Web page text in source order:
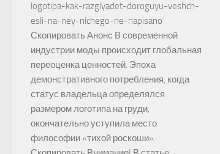
logotipa-kak-razglyadet-doroguyu-veshch-
esli-na-ney-nichego-ne-napisano
Скопировать Анонс В современной
индустрии моды происходит глобальная
переоценка ценностей. Эпоха
демонстративного потребления, когда
статус владельца определялся
размером логотипа на груди,
окончательно уступила место
философии «тихой роскоши».